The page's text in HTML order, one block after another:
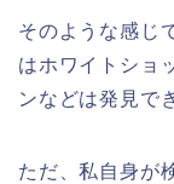
そのような感じ
はホワイトショ
ンなどは発見で
ただ、私自身が